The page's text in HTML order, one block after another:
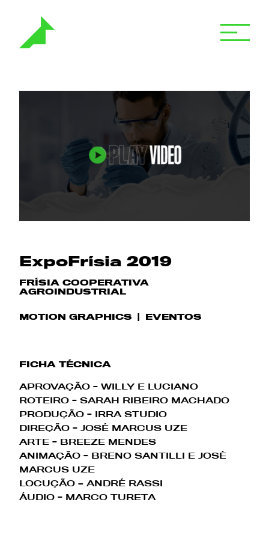
ExpoFrísia 2019
FRÍSIA COOPERATIVA
AGROINDUSTRIAL
MOTION GRAPHICS EVENTOS
FICHA TÉCNICA
APROVAÇÃO - WILLY E LUCIANO
ROTEIRO - SARAH RIBEIRO MACHADO
PRODUÇÃO - IRRA STUDIO
DIREÇÃO - JOSÉ MARCUS UZE
ARTE - BREEZE MENDES
ANIMAÇÃO - BRENO SANTILLI E JOSÉ
MARCUS UZE
LOCUÇÃO – ANDRÉ RASSI
ÁUDIO - MARCO TURETA